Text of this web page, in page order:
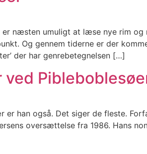
næsten umuligt at læse nye rim og
Og gennem tiderne er der
der har genrebetegnelsen […]
han også. Det siger de fleste.
oversættelse fra 1986. Hans